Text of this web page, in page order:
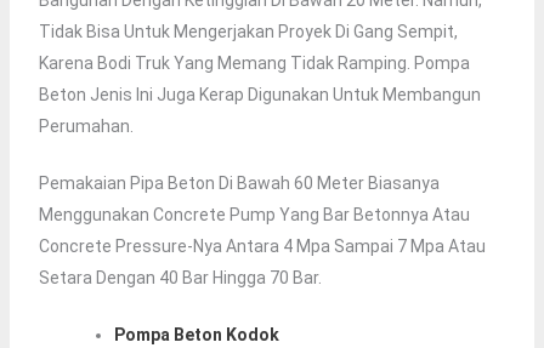
Tidak Bisa Untuk Mengerjakan Proyek Di Gang Sempit,
Karena Bodi Truk Yang Memang Tidak Ramping. Pompa
Beton Jenis Ini Juga Kerap Digunakan Untuk Membangun
Perumahan.
Pemakaian Pipa Beton Di Bawah 60 Meter Biasanya
Menggunakan Concrete Pump Yang Bar Betonnya Atau
Concrete Pressure-Nya Antara 4 Mpa Sampai 7 Mpa Atau
Setara Dengan 40 Bar Hingga 70 Bar.
Pompa Beton Kodok